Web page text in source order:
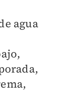
agua